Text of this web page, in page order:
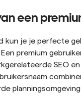
een
kun je je perfecte
premium
SEO